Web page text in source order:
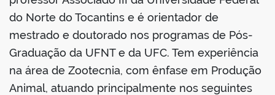
do Norte do Tocantins e é orientador de
mestrado e doutorado nos programas de Pós-
Graduação da UFNT e da UFC. Tem experiência
na área de Zootecnia, com ênfase em Produção
Animal, atuando principalmente nos seguintes